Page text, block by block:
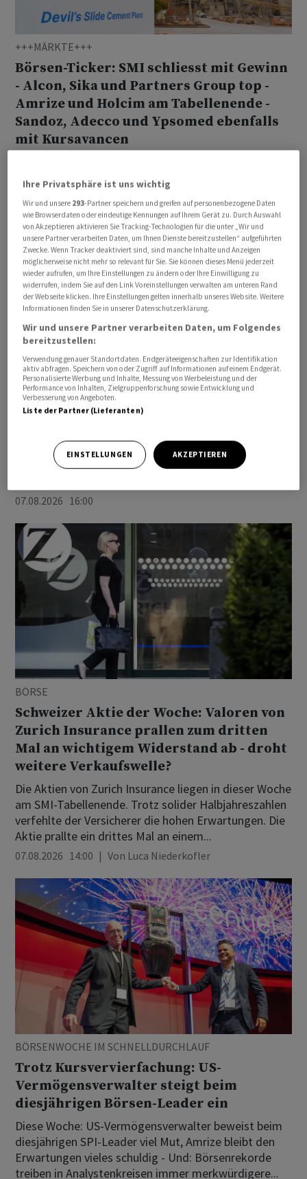
+++MÄRKTE+++
Börsen-Ticker: SMI schliesst mit Gewinn
- Alcon, Sika und Partners Group top -
Amrize und Holcim am Tabellenende -
Sandoz, Adecco und Ypsomed ebenfalls
mit Kursavancen
Gewinnen ins Wochenende.
aktualisiert um 17:40 Von Reto Zanettin
INVEST
Die «Sell America»-Debatte flammt
Wirtschaftspolitische Entscheidungen in den USA
lassen die Investoren erneut über die «Sell America»-
07.08.2026 16:00
BÖRSE
Schweizer Aktie der Woche: Valoren von
Zurich Insurance prallen zum dritten
Mal an wichtigem Widerstand ab - droht
weitere Verkaufswelle?
Die Aktien von Zurich Insurance liegen in dieser Woche
am SMI-Tabellenende. Trotz solider Halbjahreszahlen
verfehlte der Versicherer die hohen Erwartungen. Die
Aktie prallte ein drittes Mal an einem...
07.08.2026 14:00 Von Luca Niederkofler
BÖRSENWOCHE IM SCHNELLDURCHLAUF
Trotz Kursvervierfachung: US-
Vermögensverwalter steigt beim
diesjährigen Börsen-Leader ein
Diese Woche: US-Vermögensverwalter beweist beim
diesjährigen SPI-Leader viel Mut, Amrize bleibt den
Erwartungen vieles schuldig - Und: Börsenrekorde
treiben in Analystenkreisen immer merkwürdigere...
Ihre Privatsphäre ist uns wichtig
Wir und unsere 293-Partner speichern und greifen auf personenbezogene Daten
wie Browserdaten oder eindeutige Kennungen auf Ihrem Gerät zu. Durch Auswahl
von Akzeptieren aktivieren Sie Tracking-Technologien für die unter „Wir und
unsere Partner verarbeiten Daten, um Ihnen Dienste bereitzustellen“ aufgeführten
Zwecke. Wenn Tracker deaktiviert sind, sind manche Inhalte und Anzeigen
möglicherweise nicht mehr so relevant für Sie. Sie können dieses Menü jederzeit
wieder aufrufen, um Ihre Einstellungen zu ändern oder Ihre Einwilligung zu
widerrufen, indem Sie auf den Link Voreinstellungen verwalten am unteren Rand
der Webseite klicken. Ihre Einstellungen gelten innerhalb unseres Website. Weitere
Informationen finden Sie in unserer Datenschutzerklärung.
Wir und unsere Partner verarbeiten Daten, um Folgendes
bereitzustellen:
Verwendung genauer Standortdaten. Endgeräteeigenschaften zur Identifikation
aktiv abfragen. Speichern von oder Zugriff auf Informationen auf einem Endgerät.
Personalisierte Werbung und Inhalte, Messung von Werbeleistung und der
Performance von Inhalten, Zielgruppenforschung sowie Entwicklung und
Verbesserung von Angeboten.
Liste der Partner (Lieferanten)
EINSTELLUNGEN AKZEPTIEREN